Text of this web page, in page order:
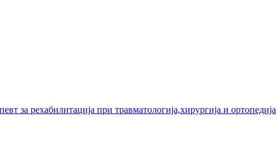
за рехабилитација при травматологија,хирургија и ортопедија